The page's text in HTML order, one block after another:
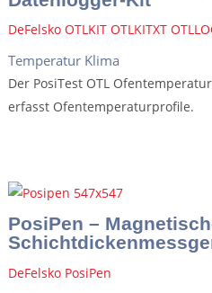
DeFelsko OTLKIT OTLKITXT
Temperatur Klima
Der PosiTest OTL
erfasst Ofentemperaturprofile.
PosiPen –
DeFelsko PosiPen